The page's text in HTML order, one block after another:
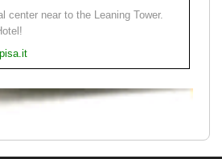
center near to the Leaning Tower.